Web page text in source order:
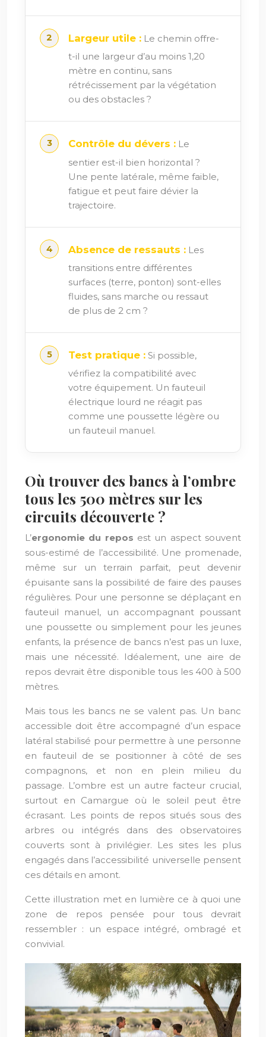
Largeur utile : Le chemin offre-
t-il une largeur d’au moins 1,20
mètre en continu, sans
rétrécissement par la végétation
ou des obstacles ?
Contrôle du dévers : Le
sentier est-il bien horizontal ?
Une pente latérale, même faible,
fatigue et peut faire dévier la
trajectoire.
Absence de ressauts : Les
transitions entre différentes
surfaces (terre, ponton) sont-elles
fluides, sans marche ou ressaut
de plus de 2 cm ?
Test pratique : Si possible,
vérifiez la compatibilité avec
votre équipement. Un fauteuil
électrique lourd ne réagit pas
comme une poussette légère ou
un fauteuil manuel.
Où trouver des bancs à l’ombre
tous les 500 mètres sur les
circuits découverte ?
L’ergonomie du repos est un aspect souvent
sous-estimé de l’accessibilité. Une promenade,
même sur un terrain parfait, peut devenir
épuisante sans la possibilité de faire des pauses
régulières. Pour une personne se déplaçant en
fauteuil manuel, un accompagnant poussant
une poussette ou simplement pour les jeunes
enfants, la présence de bancs n’est pas un luxe,
mais une nécessité. Idéalement, une aire de
repos devrait être disponible tous les 400 à 500
mètres.
Mais tous les bancs ne se valent pas. Un banc
accessible doit être accompagné d’un espace
latéral stabilisé pour permettre à une personne
en fauteuil de se positionner à côté de ses
compagnons, et non en plein milieu du
passage. L’ombre est un autre facteur crucial,
surtout en Camargue où le soleil peut être
écrasant. Les points de repos situés sous des
arbres ou intégrés dans des observatoires
couverts sont à privilégier. Les sites les plus
engagés dans l’accessibilité universelle pensent
ces détails en amont.
Cette illustration met en lumière ce à quoi une
zone de repos pensée pour tous devrait
ressembler : un espace intégré, ombragé et
convivial.